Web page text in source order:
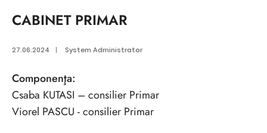
CABINET PRIMAR
27.06.2024 | System Administrator
Componenţa:
Csaba KUTASI – consilier Primar
Viorel PASCU - consilier Primar